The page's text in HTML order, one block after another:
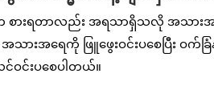
က စားရတာလည်း အရသာရှိသလို အ
းအရေကို ဖြူဖွေးဝင်းပစေပြီး ဝက်ခ
ဝင်းပစေပါတယ်။